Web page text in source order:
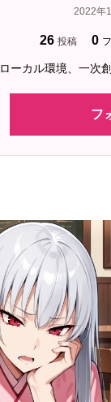
2022年
26 投稿 0
ローカル環境、一次
フ